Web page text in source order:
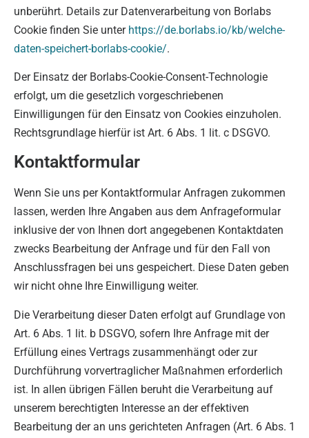
unberührt. Details zur Datenverarbeitung von Borlabs
Cookie finden Sie unter https://de.borlabs.io/kb/welche-
daten-speichert-borlabs-cookie/.
Der Einsatz der Borlabs-Cookie-Consent-Technologie
erfolgt, um die gesetzlich vorgeschriebenen
Einwilligungen für den Einsatz von Cookies einzuholen.
Rechtsgrundlage hierfür ist Art. 6 Abs. 1 lit. c DSGVO.
Kontaktformular
Wenn Sie uns per Kontaktformular Anfragen zukommen
lassen, werden Ihre Angaben aus dem Anfrageformular
inklusive der von Ihnen dort angegebenen Kontaktdaten
zwecks Bearbeitung der Anfrage und für den Fall von
Anschlussfragen bei uns gespeichert. Diese Daten geben
wir nicht ohne Ihre Einwilligung weiter.
Die Verarbeitung dieser Daten erfolgt auf Grundlage von
Art. 6 Abs. 1 lit. b DSGVO, sofern Ihre Anfrage mit der
Erfüllung eines Vertrags zusammenhängt oder zur
Durchführung vorvertraglicher Maßnahmen erforderlich
ist. In allen übrigen Fällen beruht die Verarbeitung auf
unserem berechtigten Interesse an der effektiven
Bearbeitung der an uns gerichteten Anfragen (Art. 6 Abs. 1